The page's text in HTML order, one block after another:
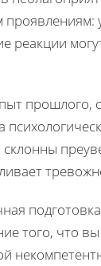
реакции
прошлого,
того, что